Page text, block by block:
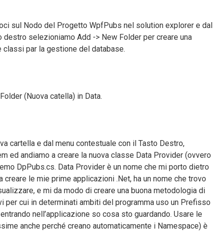
sul Nodo del Progetto WpfPubs nel solution explorer e dal
selezioniamo Add -> New Folder per creare una
classi par la gestione del database.
(Nuova catella) in Data.
cartella e dal menu contestuale con il Tasto Destro,
ed andiamo a creare la nuova classe Data Provider (ovvero
DpPubs.cs. Data Provider è un nome che mi porto dietro
creare le mie prime applicazioni .Net, ha un nome che trovo
e mi da modo di creare una buona metodologia di
per cui in determinati ambiti del programma uso un Prefisso
nell’applicazione so cosa sto guardando. Usare le
anche perché creano automaticamente i Namespace) è